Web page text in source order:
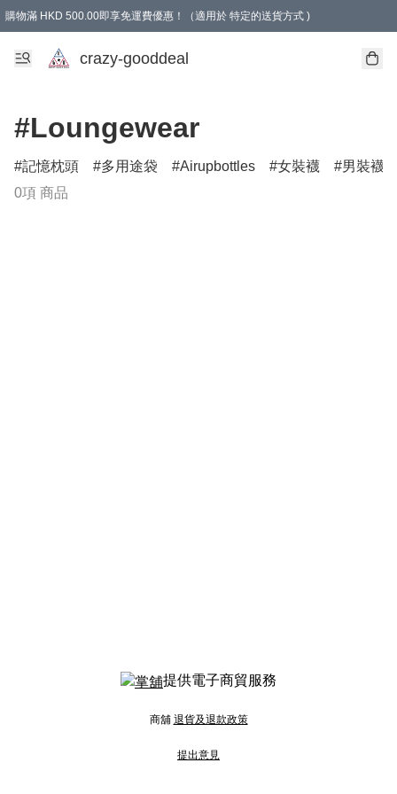
購物滿 HKD 500.00即享免運費優惠！（適用於 特定的送貨方式 )
成為會員可享免費禮品
crazy-gooddeal
#Loungewear
記憶枕頭 多用途袋 Airupbottles 女裝襪
男裝襪
0項 商品
提供電子商貿服務
商舖 退貨及退款政策
提出意見